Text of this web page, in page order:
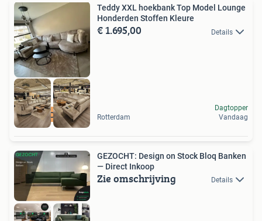
VELOURS
Teddy XXL hoekbank Top Model Lounge
Honderden Stoffen Kleure
€ 1.695,00 Details
Rotterdam
Dagtopper
Vandaag
GEZOCHT: Design on Stock Bloq Banken
— Direct Inkoop
Zie omschrijving Details